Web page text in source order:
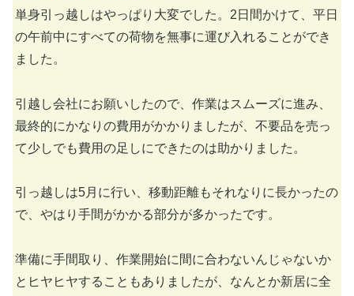
単身引っ越しはやっぱり大変でした。2日間かけて、平日
の午前中にすべての荷物を無事に運び入れることができ
ました。
引越し会社にお願いしたので、作業はスムーズに進み、
最終的にかなりの費用がかかりましたが、不要品を売っ
て少しでも費用の足しにできたのは助かりました。
引っ越しは5月に行い、移動距離もそれなりに長かったの
で、やはり手間がかかる部分が多かったです。
準備に手間取り、作業開始に間に合わないんじゃないか
とヒヤヒヤすることもありましたが、なんとか新居に全